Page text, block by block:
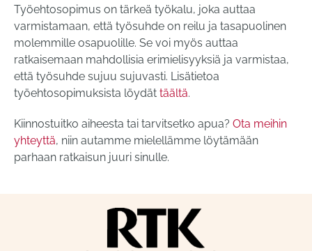
Työehtosopimus on tärkeä työkalu, joka auttaa
varmistamaan, että työsuhde on reilu ja tasapuolinen
molemmille osapuolille. Se voi myös auttaa
ratkaisemaan mahdollisia erimielisyyksiä ja varmistaa,
että työsuhde sujuu sujuvasti. Lisätietoa
työehtosopimuksista löydät täältä.
Kiinnostuitko aiheesta tai tarvitsetko apua? Ota meihin
yhteyttä, niin autamme mielellämme löytämään
parhaan ratkaisun juuri sinulle.